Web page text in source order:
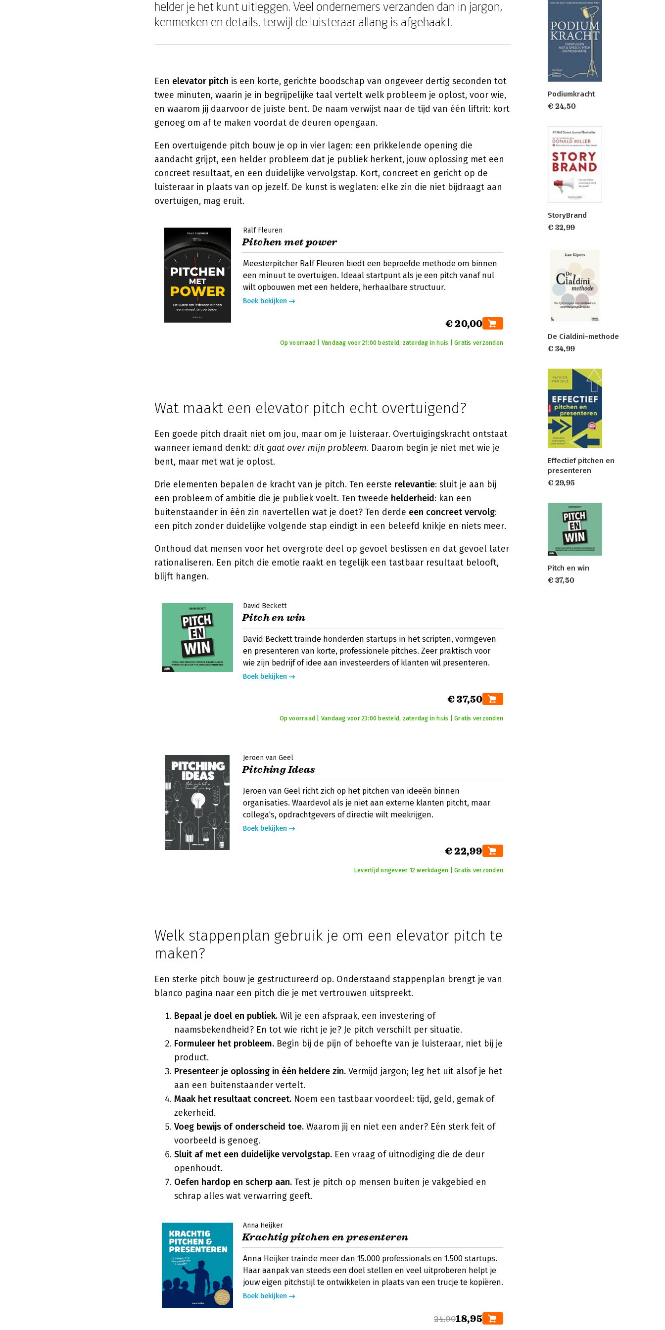
helder je het kunt uitleggen. Veel ondernemers verzanden dan in jargon,
kenmerken en details, terwijl de luisteraar allang is afgehaakt.
Een elevator pitch is een korte, gerichte boodschap van ongeveer dertig seconden tot
twee minuten, waarin je in begrijpelijke taal vertelt welk probleem je oplost, voor wie,
en waarom jij daarvoor de juiste bent. De naam verwijst naar de tijd van één liftrit: kort
genoeg om af te maken voordat de deuren opengaan.
Een overtuigende pitch bouw je op in vier lagen: een prikkelende opening die
aandacht grijpt, een helder probleem dat je publiek herkent, jouw oplossing met een
concreet resultaat, en een duidelijke vervolgstap. Kort, concreet en gericht op de
luisteraar in plaats van op jezelf. De kunst is weglaten: elke zin die niet bijdraagt aan
overtuigen, mag eruit.
Ralf Fleuren
Pitchen met power
Meesterpitcher Ralf Fleuren biedt een beproefde methode om binnen
een minuut te overtuigen. Ideaal startpunt als je een pitch vanaf nul
wilt opbouwen met een heldere, herhaalbare structuur.
Boek bekijken
€ 20,00
Op voorraad | Vandaag voor 21:00 besteld, zaterdag in huis | Gratis verzonden
Wat maakt een elevator pitch echt overtuigend?
Een goede pitch draait niet om jou, maar om je luisteraar. Overtuigingskracht ontstaat
wanneer iemand denkt: dit gaat over mijn probleem. Daarom begin je niet met wie je
bent, maar met wat je oplost.
Drie elementen bepalen de kracht van je pitch. Ten eerste relevantie: sluit je aan bij
een probleem of ambitie die je publiek voelt. Ten tweede helderheid: kan een
buitenstaander in één zin navertellen wat je doet? Ten derde een concreet vervolg:
een pitch zonder duidelijke volgende stap eindigt in een beleefd knikje en niets meer.
Onthoud dat mensen voor het overgrote deel op gevoel beslissen en dat gevoel later
rationaliseren. Een pitch die emotie raakt en tegelijk een tastbaar resultaat belooft,
blijft hangen.
David Beckett
Pitch en win
David Beckett trainde honderden startups in het scripten, vormgeven
en presenteren van korte, professionele pitches. Zeer praktisch voor
wie zijn bedrijf of idee aan investeerders of klanten wil presenteren.
Boek bekijken
€ 37,50
Op voorraad | Vandaag voor 23:00 besteld, zaterdag in huis | Gratis verzonden
Jeroen van Geel
Pitching Ideas
Jeroen van Geel richt zich op het pitchen van ideeën binnen
organisaties. Waardevol als je niet aan externe klanten pitcht, maar
collega's, opdrachtgevers of directie wilt meekrijgen.
Boek bekijken
€ 22,99
Levertijd ongeveer 12 werkdagen | Gratis verzonden
Welk stappenplan gebruik je om een elevator pitch te
maken?
Een sterke pitch bouw je gestructureerd op. Onderstaand stappenplan brengt je van
blanco pagina naar een pitch die je met vertrouwen uitspreekt.
Bepaal je doel en publiek. Wil je een afspraak, een investering of
naamsbekendheid? En tot wie richt je je? Je pitch verschilt per situatie.
Formuleer het probleem. Begin bij de pijn of behoefte van je luisteraar, niet bij je
product.
Presenteer je oplossing in één heldere zin. Vermijd jargon; leg het uit alsof je het
aan een buitenstaander vertelt.
Maak het resultaat concreet. Noem een tastbaar voordeel: tijd, geld, gemak of
zekerheid.
Voeg bewijs of onderscheid toe. Waarom jij en niet een ander? Eén sterk feit of
voorbeeld is genoeg.
Sluit af met een duidelijke vervolgstap. Een vraag of uitnodiging die de deur
openhoudt.
Oefen hardop en scherp aan. Test je pitch op mensen buiten je vakgebied en
schrap alles wat verwarring geeft.
Anna Heijker
Krachtig pitchen en presenteren
Anna Heijker trainde meer dan 15.000 professionals en 1.500 startups.
Haar aanpak van steeds een doel stellen en veel uitproberen helpt je
jouw eigen pitchstijl te ontwikkelen in plaats van een trucje te kopiëren.
Boek bekijken
24,9018,95
Podiumkracht
€ 24,50
StoryBrand
€ 32,99
De Cialdini-methode
€ 34,99
Effectief pitchen en
presenteren
€ 29,95
Pitch en win
€ 37,50